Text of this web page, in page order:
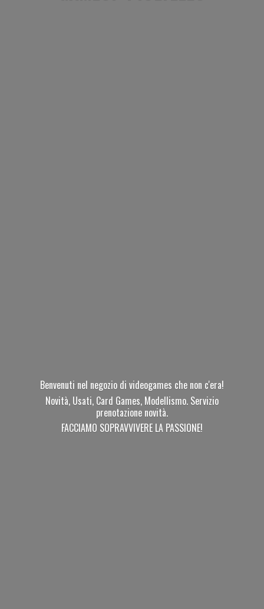
Benvenuti nel negozio di videogames che non c'era!
Novità, Usati, Card Games, Modellismo. Servizio
prenotazione novità.
FACCIAMO SOPRAVVIVERE LA PASSIONE!